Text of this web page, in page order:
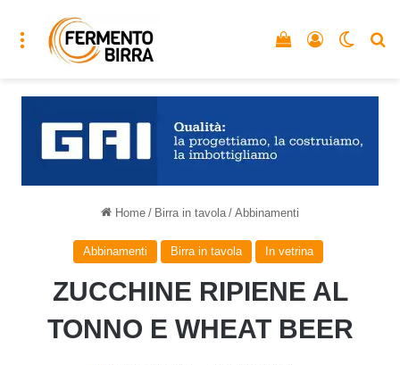
Menu Accedi
Vedi il carrello
Home / Birra in tavola / Abbinamenti
Abbinamenti Birra in tavola In vetrina
ZUCCHINE RIPIENE AL
TONNO E WHEAT BEER